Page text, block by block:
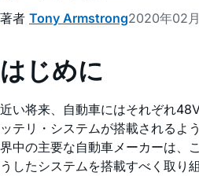
著者 Tony Armstrong2020年02
はじめに
近い将来、自動車にはそれぞれ
ッテリ・システムが搭載されるよ
界中の主要な自動車メーカーは、
うしたシステムを搭載すべく取り